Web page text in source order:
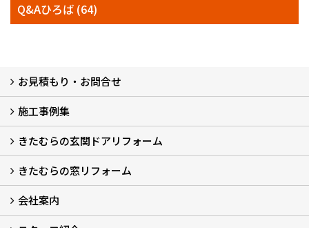
Q&Aひろば (64)
お見積もり・お問合せ
LINEで概算見積もり
チャットで質問
問い合わせフォームから
オンライン相談
電話で相談
無料現地調査をご希望の方
施工事例集
玄関ドアリフォーム
玄関引戸リフォーム
勝手口ドアリフォーム
窓リフォーム
きたむらの玄関ドアリフォーム
玄関ドアリフォームについて
リシェントについて (23)
・玄関ドアバリエーション (52)
・玄関引戸バリエーション (44)
・勝手口ドアバリエーション (11)
安心の自社施工
無料点検
保証について
価格について
概算見積について (2)
きたむらの窓リフォーム
窓リフォームについて (5)
・内窓設置-LIXILインプラス
・内窓設置-AGCまどまど
・窓交換
・エコガラス交換
・防犯・防災ガラス交換
会社案内